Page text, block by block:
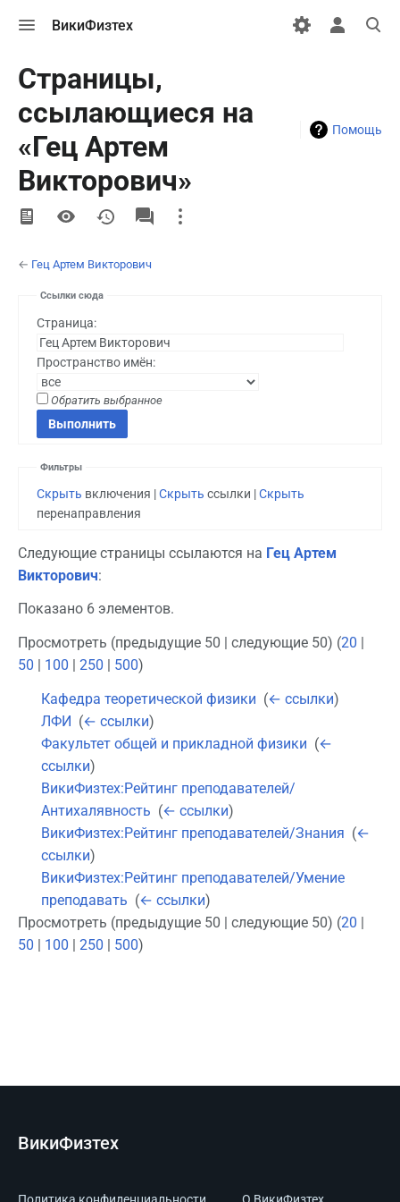
меню
ВикиФизтех
Открыть
поиск
Страницы,
ссылающиеся на
«Гец Артем
Викторович»
Помощь
More
actions
← Гец Артем Викторович
Ссылки сюда
Страница:
Пространство имён:
Обратить выбранное
Фильтры
Скрыть включения |Скрыть ссылки |Скрыть
перенаправления
Следующие страницы ссылаются на Гец Артем
Викторович:
Показано 6 элементов.
Просмотреть (предыдущие 50 | следующие 50) (20 |
50 | 100 | 250 | 500)
Кафедра теоретической физики (← ссылки)
ЛФИ (← ссылки)
Факультет общей и прикладной физики (←
ссылки)
ВикиФизтех:Рейтинг преподавателей/
Антихалявность (← ссылки)
ВикиФизтех:Рейтинг преподавателей/Знания (←
ссылки)
ВикиФизтех:Рейтинг преподавателей/Умение
преподавать (← ссылки)
Просмотреть (предыдущие 50 | следующие 50) (20 |
50 | 100 | 250 | 500)
ВикиФизтех
Политика конфиденциальности О ВикиФизтех